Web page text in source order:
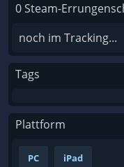
0 Steam-
noch im Tracking...
Tags
Plattform
PC iPad